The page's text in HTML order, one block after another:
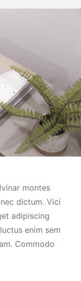
montes
dictum. Vici
adipiscing
enim sem
Commodo